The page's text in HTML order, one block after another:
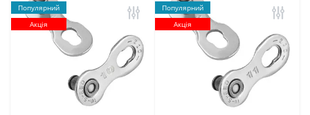
Популярний
Акція
Популярний
Акція